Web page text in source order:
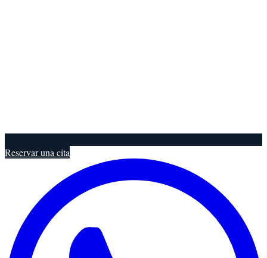
Reservar una cita